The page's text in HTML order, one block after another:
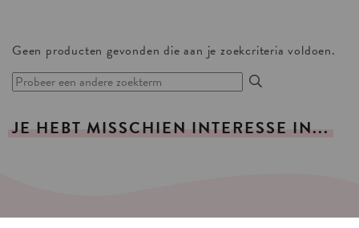
Geen producten gevonden die aan je zoekcriteria voldoen.
JE HEBT MISSCHIEN INTERESSE IN...